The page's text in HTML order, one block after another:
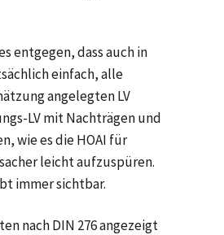
entgegen, dass auch in
einfach, alle
angelegten LV
LV mit Nachträgen und
wie es die HOAI für
leicht aufzuspüren.
immer sichtbar.
nach DIN 276 angezeigt